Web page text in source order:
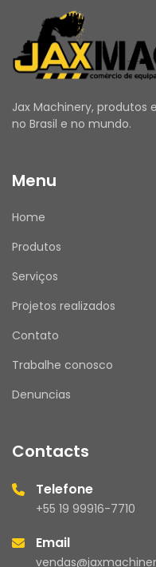
Jax Machinery, produtos
no Brasil e no mundo.
Menu
Home
Produtos
Serviços
Projetos realizados
Contato
Trabalhe conosco
Denuncias
Contacts
Telefone
+55 19 99916-7710
Email